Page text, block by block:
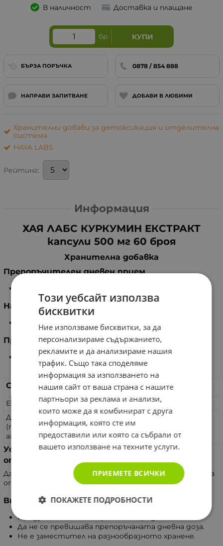
В наличност Доставка и плащане
бр КУПИ
БЪРЗА ПОРЪЧКА 0878 / 854 888
НАПРАВИ ЗАПИТВАНЕ ДОБАВИ В ЛЮБИМИ
Хранителни добави за детоксикация и отделителна
система
HAYA LABS
Рейтинг:
Информация
ХАЯ ЛАБС КУРКУМИН ЕКСТРАКТ
капсули 500 мг 60 броя
Хранителна добавка
Препоръчителен дневен прием
Начин на приготвяне
Приемайте по 1 капсула дневно.
Предназначение
Спомага за добрия имунитет и действа
антиоксидативно.
Състав в 1 капсула
Екстракт от куркума
500 mg
Други съставки: Микрокристализирана целулоза
(пълнител), Магнезиев Стеарат (антислепващ
агент) и Магнезиев Силикат (антислепващ агент).
Условия за съхранение след отваряне на
опаковката
Да се съхранява на сухи и чисти места в оригиналната
опаковка и недостъпно за деца място.
Внимание
Продуктът не е лекарствено средство.
Да не се превишава препоръчаната дневна доза.
Не е заместител на разнообразното хранене.
Този уебсайт използва
бисквитки
Ние използваме бисквитки, за да
персонализираме съдържанието,
рекламите и да анализираме нашия
трафик. Също така споделяме
информация за използването на
нашия сайт от ваша страна с нашите
партньори за реклама и анализи,
които може да я комбинират с друга
информация, която сте им
предоставили или която са събрали от
вашето използване на техните услуги.
ПРИЕМЕТЕ ВСИЧКИ
ПОКАЖЕТЕ ПОДРОБНОСТИ